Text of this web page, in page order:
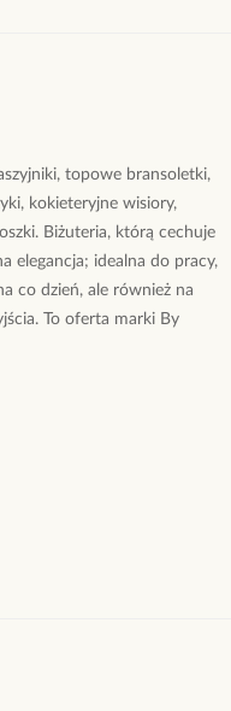
topowe bransoletki,
kokieteryjne wisiory,
Biżuteria, którą cechuje
elegancja; idealna do pracy,
co dzień, ale również na
To oferta marki By